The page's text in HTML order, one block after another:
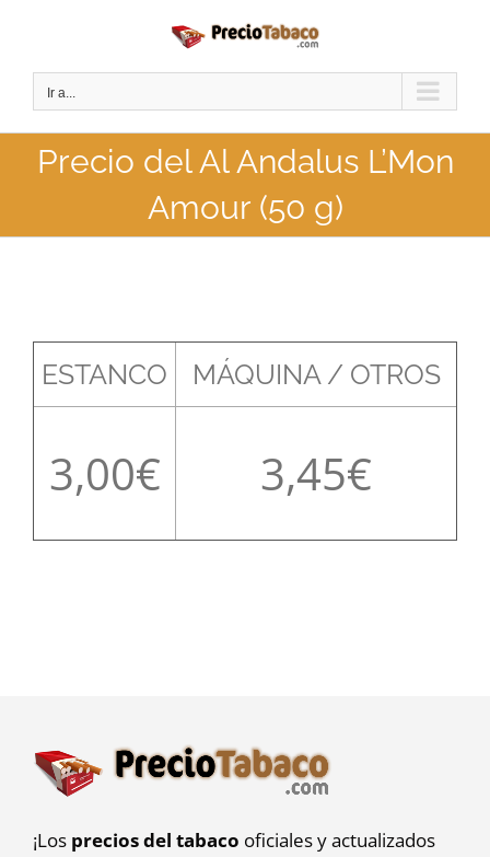
contenido
Ir a...
Precio del Al Andalus L’Mon
Amour (50 g)
ESTANCO MÁQUINA / OTROS
3,00 3,45
¡Los precios del tabaco oficiales y actualizados